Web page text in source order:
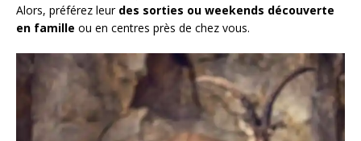
Alors, préférez leur des sorties ou weekends découverte
en famille ou en centres près de chez vous.